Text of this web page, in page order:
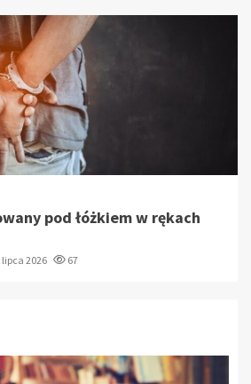
pod łóżkiem w rękach
lipca 2026 67